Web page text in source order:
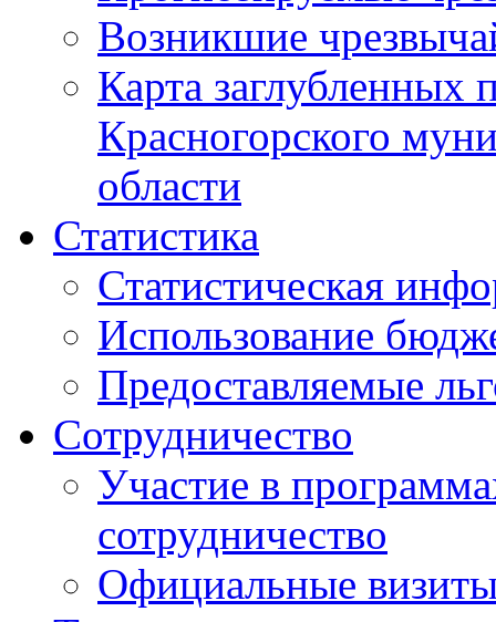
Возникшие
Карта
Красногорского
области
Статистика
Статистическая
Использование
Предоставляемые
Сотрудничество
Участие в
сотрудничество
Официальные